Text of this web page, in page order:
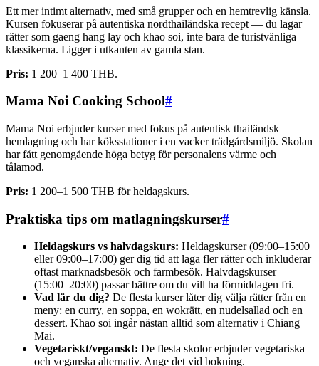
Ett mer intimt alternativ, med små grupper och en hemtrevlig känsla.
Kursen fokuserar på autentiska nordthailändska recept — du lagar
rätter som gaeng hang lay och khao soi, inte bara de turistvänliga
klassikerna. Ligger i utkanten av gamla stan.
Pris: 1 200–1 400 THB.
Mama Noi Cooking School#
Mama Noi erbjuder kurser med fokus på autentisk thailändsk
hemlagning och har köksstationer i en vacker trädgårdsmiljö. Skolan
har fått genomgående höga betyg för personalens värme och
tålamod.
Pris: 1 200–1 500 THB för heldagskurs.
Praktiska tips om matlagningskurser#
Heldagskurs vs halvdagskurs: Heldagskurser (09:00–15:00
eller 09:00–17:00) ger dig tid att laga fler rätter och inkluderar
oftast marknadsbesök och farmbesök. Halvdagskurser
(15:00–20:00) passar bättre om du vill ha förmiddagen fri.
Vad lär du dig? De flesta kurser låter dig välja rätter från en
meny: en curry, en soppa, en wokrätt, en nudelsallad och en
dessert. Khao soi ingår nästan alltid som alternativ i Chiang
Mai.
Vegetariskt/veganskt: De flesta skolor erbjuder vegetariska
och veganska alternativ. Ange det vid bokning.